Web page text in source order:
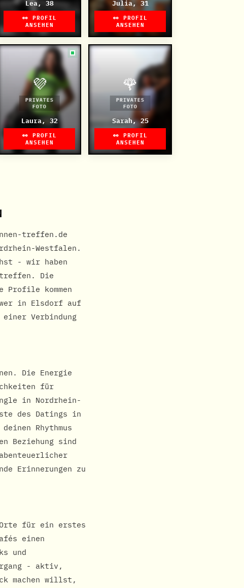
Lea, 38
👀 PROFIL
ANSEHEN
Julia, 31
👀 PROFIL
ANSEHEN
💜
PRIVATES
FOTO
Laura, 32
👀 PROFIL
ANSEHEN
🌹
PRIVATES
FOTO
Sarah, 25
👀 PROFIL
ANSEHEN
treffen.de
Westfalen.
- wir haben
Die
Profile kommen
in Elsdorf auf
Verbindung
Die Energie
für
in Nordrhein-
des Datings in
Rhythmus
Beziehung sind
Erinnerungen zu
für ein erstes
einen
und
- aktiv,
machen willst,